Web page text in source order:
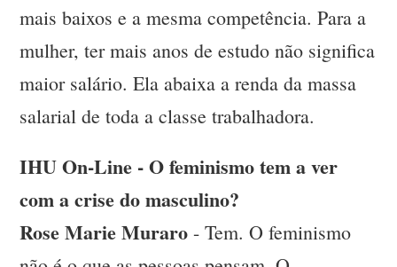
mais baixos e a mesma competência. Para a
mulher, ter mais anos de estudo não significa
maior salário. Ela abaixa a renda da massa
salarial de toda a classe trabalhadora.
IHU On-Line - O feminismo tem a ver
com a crise do masculino?
Rose Marie Muraro - Tem. O feminismo